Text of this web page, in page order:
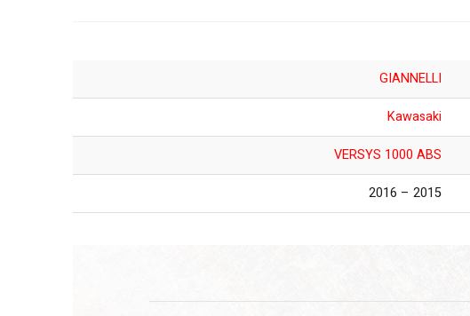
GIANNELLI
Kawasaki
VERSYS 1000 ABS
2015 – 2016